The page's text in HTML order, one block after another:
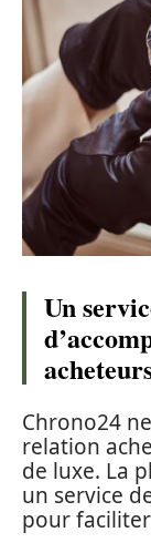
Un
Chrono24
relation
de luxe. La
un service
pour